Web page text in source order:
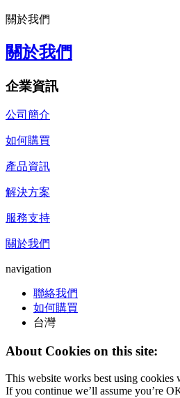
關於我們
關於我們
企業資訊
公司簡介
如何購買
產品資訊
解決方案
服務支持
關於我們
navigation
聯絡我們
如何購買
台灣
About Cookies on this site:
This website works best using cookies
If you continue we’ll assume you’re